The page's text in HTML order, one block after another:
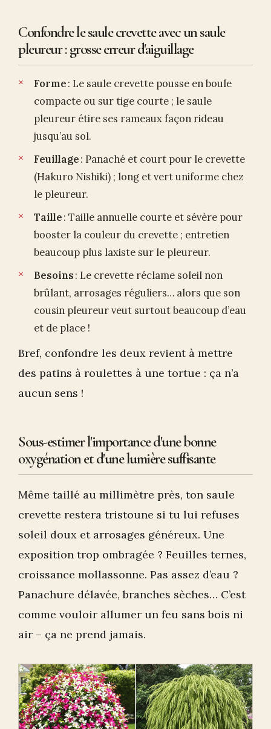
Confondre le saule crevette avec un saule
pleureur : grosse erreur d'aiguillage
Forme: Le saule crevette pousse en boule
compacte ou sur tige courte ; le saule
pleureur étire ses rameaux façon rideau
jusqu’au sol.
Feuillage: Panaché et court pour le crevette
(Hakuro Nishiki) ; long et vert uniforme chez
le pleureur.
Taille: Taille annuelle courte et sévère pour
booster la couleur du crevette ; entretien
beaucoup plus laxiste sur le pleureur.
Besoins: Le crevette réclame soleil non
brûlant, arrosages réguliers… alors que son
cousin pleureur veut surtout beaucoup d’eau
et de place !
Bref, confondre les deux revient à mettre
des patins à roulettes à une tortue : ça n’a
aucun sens !
Sous-estimer l'importance d'une bonne
oxygénation et d'une lumière suffisante
Même taillé au millimètre près, ton saule
crevette restera tristoune si tu lui refuses
soleil doux et arrosages généreux. Une
exposition trop ombragée ? Feuilles ternes,
croissance mollassonne. Pas assez d’eau ?
Panachure délavée, branches sèches… C’est
comme vouloir allumer un feu sans bois ni
air – ça ne prend jamais.